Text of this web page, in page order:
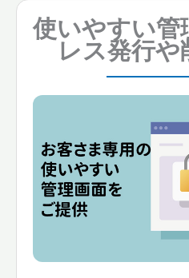
使いやすい管
レス発行や